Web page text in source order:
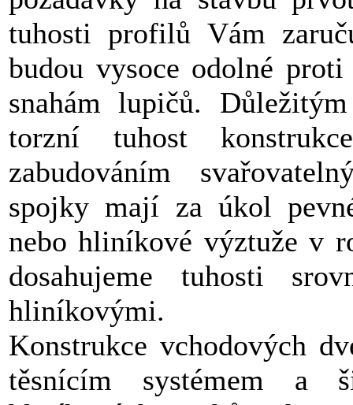
tuhosti profilů Vám
budou vysoce odolné
snahám lupičů.
torzní tuhost
zabudováním
spojky mají za úkol
nebo hliníkové výztuže v
dosahujeme tuhosti
hliníkovými.
Konstrukce vchodových
těsnícím systémem a